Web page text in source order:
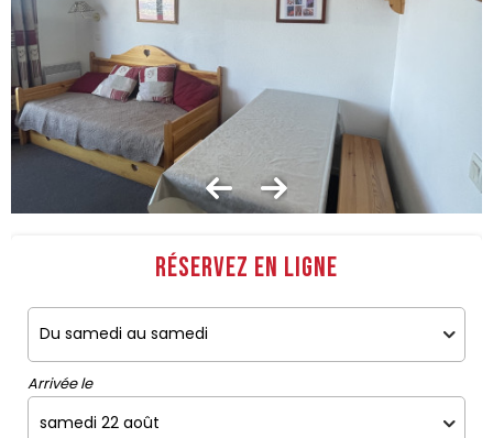
Réservez en ligne
Arrivée le